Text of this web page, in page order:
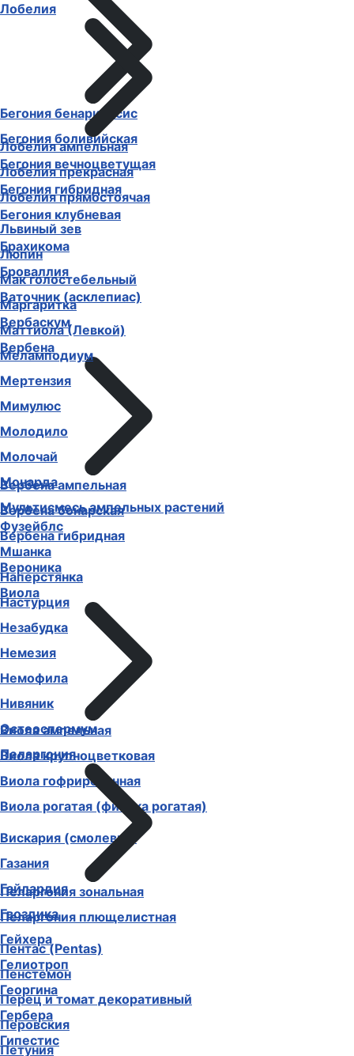
Бегония бенариенсис
Бегония боливийская
Бегония вечноцветущая
Бегония гибридная
Бегония клубневая
Брахикома
Броваллия
Ваточник (асклепиас)
Вербаскум
Вербена
Вербена ампельная
Вербена бонарская
Вербена гибридная
Вероника
Виола
Виола ампельная
Виола крупноцветковая
Виола гофрированная
Виола рогатая (фиалка рогатая)
Вискария (смолевка)
Газания
Гайлардия
Гвоздика
Гейхера
Гелиотроп
Георгина
Гербера
Гипестис
Лобелия
Лобелия ампельная
Лобелия прекрасная
Лобелия прямостоячая
Львиный зев
Люпин
Мак голостебельный
Маргаритка
Маттиола (Левкой)
Меламподиум
Мертензия
Мимулюс
Молодило
Молочай
Монарда
Мультисмесь ампельных растений
Фузейблс
Мшанка
Наперстянка
Настурция
Незабудка
Немезия
Немофила
Нивяник
Остеоспермум
Пеларгония
Пеларгония зональная
Пеларгония плющелистная
Пентас (Pentas)
Пенстемон
Перец и томат декоративный
Перовския
Петуния